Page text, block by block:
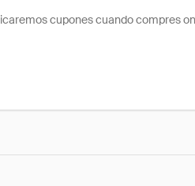
cupones cuando compres